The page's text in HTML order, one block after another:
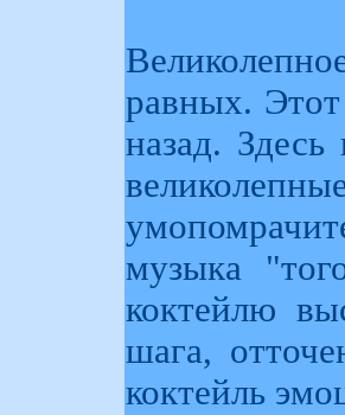
равных.
назад.
музыка
коктейлю
шага,
коктейль